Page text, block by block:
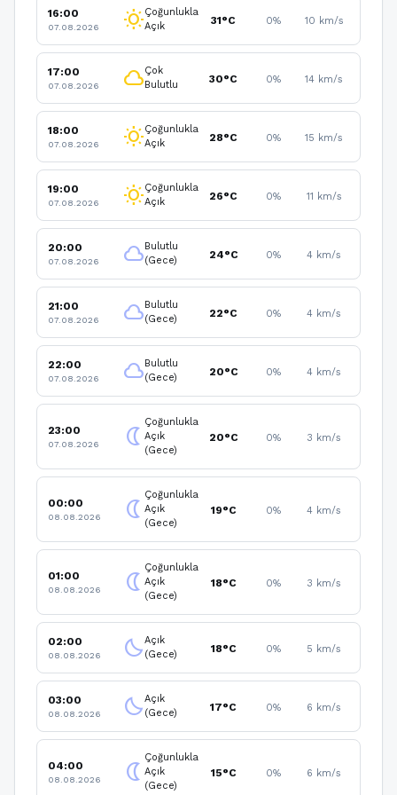
16:00
07.08.2026 wb_sunnyÇoğunlukla
Açık
31°C 0% 10 km/s
17:00
07.08.2026 cloudÇok
Bulutlu
30°C 0% 14 km/s
18:00
07.08.2026 wb_sunnyÇoğunlukla
Açık
28°C 0% 15 km/s
19:00
07.08.2026 wb_sunnyÇoğunlukla
Açık
26°C 0% 11 km/s
20:00
07.08.2026 cloudBulutlu
(Gece)
24°C 0% 4 km/s
21:00
07.08.2026 cloudBulutlu
(Gece)
22°C 0% 4 km/s
22:00
07.08.2026 cloudBulutlu
(Gece)
20°C 0% 4 km/s
23:00
07.08.2026 nightlight
Çoğunlukla
Açık
(Gece)
20°C 0% 3 km/s
00:00
08.08.2026 nightlight
Çoğunlukla
Açık
(Gece)
19°C 0% 4 km/s
01:00
08.08.2026 nightlight
Çoğunlukla
Açık
(Gece)
18°C 0% 3 km/s
02:00
08.08.2026 clear_nightAçık
(Gece)
18°C 0% 5 km/s
03:00
08.08.2026 clear_nightAçık
(Gece)
17°C 0% 6 km/s
04:00
08.08.2026 nightlight
Çoğunlukla
Açık
(Gece)
15°C 0% 6 km/s